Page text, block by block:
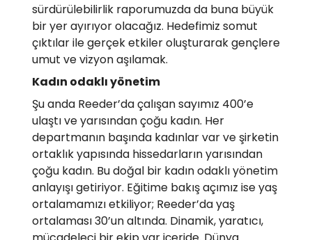
sürdürülebilirlik raporumuzda da buna büyük
bir yer ayırıyor olacağız. Hedefimiz somut
çıktılar ile gerçek etkiler oluşturarak gençlere
umut ve vizyon aşılamak.
Kadın odaklı yönetim
Şu anda Reeder’da çalışan sayımız 400’e
ulaştı ve yarısından çoğu kadın. Her
departmanın başında kadınlar var ve şirketin
ortaklık yapısında hissedarların yarısından
çoğu kadın. Bu doğal bir kadın odaklı yönetim
anlayışı getiriyor. Eğitime bakış açımız ise yaş
ortalamamızı etkiliyor; Reeder’da yaş
ortalaması 30’un altında. Dinamik, yaratıcı,